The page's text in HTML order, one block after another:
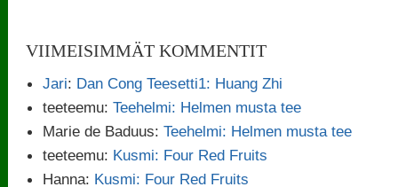
VIIMEISIMMÄT KOMMENTIT
Jari: Dan Cong Teesetti1: Huang Zhi
teeteemu:Teehelmi: Helmen musta tee
Marie de Baduus:Teehelmi: Helmen musta tee
teeteemu: Kusmi: Four Red Fruits
Hanna: Kusmi: Four Red Fruits